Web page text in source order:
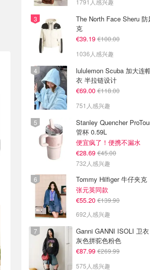
1791人感兴趣
The North Face Sheru 防
克
€39.19 €100.00
1036人感兴趣
lululemon Scuba 加大连
衣 半拉链设计
€69.00 €118.00
751人感兴趣
Stanley Quencher
管杯 0.59L
便宜疯了！便携不漏水
€28.69 €45.00
732人感兴趣
Tommy Hilfiger 牛仔夹克
张元英同款
€55.20 €139.90
692人感兴趣
Ganni GANNI ISOLI 卫
灰色拼驼色粉色
€87.99 €269.99
575人感兴趣